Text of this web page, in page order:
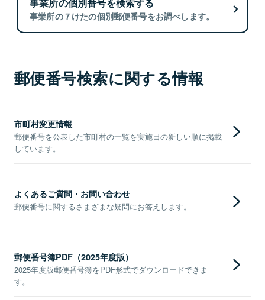
事業所の７けたの個別郵便番号をお調べします。
郵便番号検索に関する情報
市町村変更情報
郵便番号を公表した市町村の一覧を実施日の新しい順に掲載
しています。
よくあるご質問・お問い合わせ
郵便番号に関するさまざまな疑問にお答えします。
郵便番号簿PDF（2025年度版）
2025年度版郵便番号簿をPDF形式でダウンロードできま
す。